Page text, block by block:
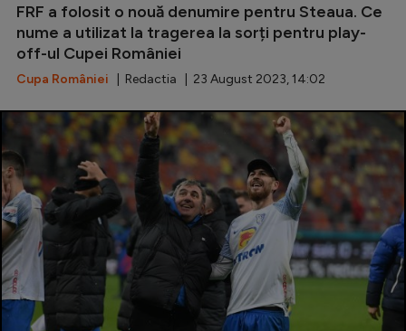
FRF a folosit o nouă denumire pentru Steaua. Ce
nume a utilizat la tragerea la sorți pentru play-
off-ul Cupei României
Cupa României | Redactia | 23 August 2023, 14:02